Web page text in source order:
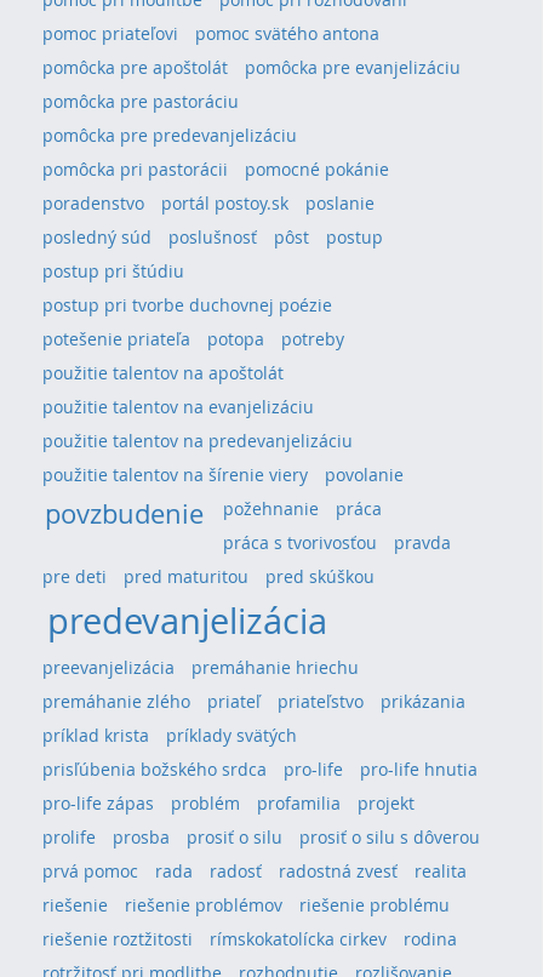
pomoc priateľovi
pomoc svätého antona
pomôcka pre apoštolát
pomôcka pre evanjelizáciu
pomôcka pre pastoráciu
pomôcka pre predevanjelizáciu
pomôcka pri pastorácii
pomocné pokánie
poradenstvo
portál postoy.sk
poslanie
posledný súd
poslušnosť pôst
postup
postup pri štúdiu
postup pri tvorbe duchovnej poézie
potešenie priateľa
potopa
potreby
použitie talentov na apoštolát
použitie talentov na evanjelizáciu
použitie talentov na predevanjelizáciu
použitie talentov na šírenie viery
povolanie
povzbudenie požehnanie
práca
práca s tvorivosťou
pravda
pre deti
pred maturitou pred skúškou
predevanjelizácia
preevanjelizácia
premáhanie hriechu
premáhanie zlého
priateľ priateľstvo
prikázania
príklad krista
príklady svätých
prisľúbenia božského srdca
pro-life
pro-life hnutia
pro-life zápas
problém profamilia
projekt
prolife
prosba prosiť o silu
prosiť o silu s dôverou
prvá pomoc
rada radosť radostná zvesť
realita
riešenie
riešenie problémov
riešenie problému
riešenie roztžitosti
rímskokatolícka cirkev
rodina